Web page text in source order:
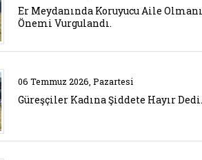
Er Meydanında Koruyucu Aile
Önemi Vurgulandı.
Belgeyi aç: guresciler kadina
06 Temmuz 2026, Pazartesi
Güreşçiler Kadına Şiddete Hayır